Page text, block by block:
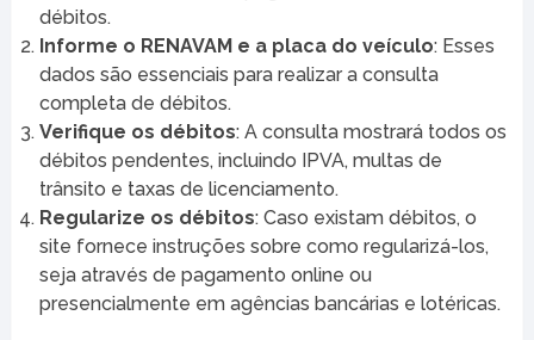
débitos.
Informe o RENAVAM e a placa do veículo: Esses
dados são essenciais para realizar a consulta
completa de débitos.
Verifique os débitos: A consulta mostrará todos os
débitos pendentes, incluindo IPVA, multas de
trânsito e taxas de licenciamento.
Regularize os débitos: Caso existam débitos, o
site fornece instruções sobre como regularizá-los,
seja através de pagamento online ou
presencialmente em agências bancárias e lotéricas.